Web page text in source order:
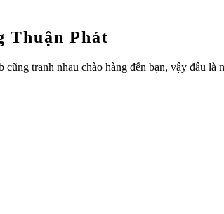
Thuận Phát
cũng tranh nhau chào hàng đến bạn, vậy đâu